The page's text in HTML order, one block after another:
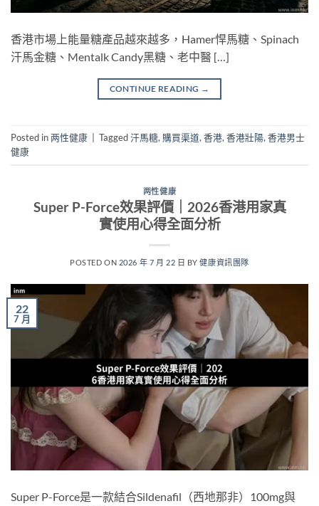
香港市場上能量糖產品越來越多，Hamer悍馬糖、Spinach
汗馬金糖、Mentalk Candy黑糖、老中醫 […]
CONTINUE READING →
Posted in两性健康 Tagged汗馬糖, 購買渠道, 香港, 香港壯陽, 香港男士
健康
两性健康
Super P-Force效果評價｜2026香港用家真
實使用心得全面分析
POSTED ON 2026 年 7 月 22 日 BY健康資訊團隊
22
7 月
Super P-Force是一款結合Sildenafil（西地那非）100mg與